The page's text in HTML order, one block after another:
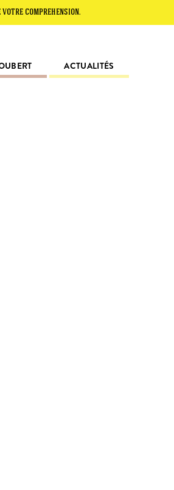
ACTUALITÉS